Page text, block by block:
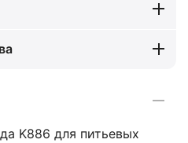
K886 для питьевых